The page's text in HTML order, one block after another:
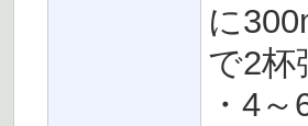
に
で2杯
・4